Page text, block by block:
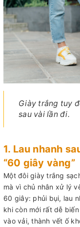
Giày trắng tuy
sau vài lần đi.
1. Lau nhanh
“60 giây vàng”
Một đôi giày trắng
mà vì chủ nhân xử lý
60 giây: phủi bụi, lau
khi còn mới rất dễ
vào vải, thành vết ố